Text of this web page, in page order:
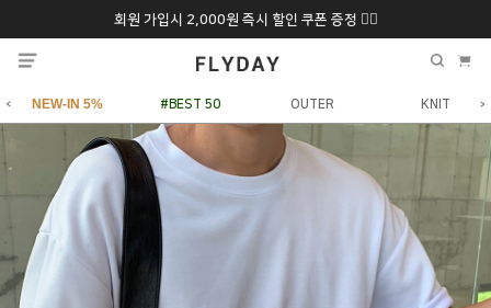
회원 가입시 2,000원 즉시 할인 쿠폰 증정 ❤️‍🔥
추석 특별 할인 10~20% 9/6 화 ~ 9/12월
NEW-IN 5% #BEST 50 OUTER KNIT